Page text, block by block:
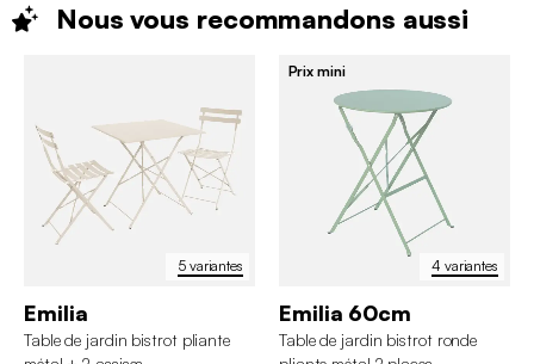
Nous vous recommandons aussi
5 variantes
Emilia
Table de jardin bistrot pliante
4 variantes
Prix mini
Emilia 60cm
Table de jardin bistrot ronde